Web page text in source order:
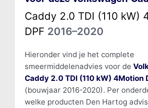
Caddy 2.0 TDI (110 kW)
DPF 2016–2020
Hieronder vind je het complete
smeermiddelenadvies voor de
Caddy 2.0 TDI (110 kW) 4Motion
(bouwjaar 2016-2020). Per
welke producten Den Hartog